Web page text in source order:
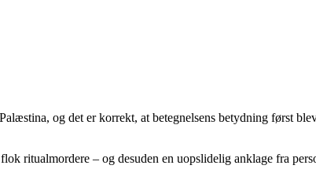
og det er korrekt, at betegnelsens betydning først
ritualmordere – og desuden en uopslidelig anklage fra